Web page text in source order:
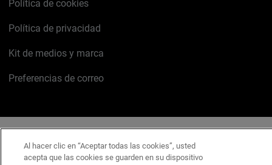
Política de cookies
Política de privacidad
Kit de medios y marca
Preferencias de correo
Copyright © 1996-2026 WatchGuard Technologies, Inc.
Al hacer clic en “Aceptar todas las cookies”, usted
acepta que las cookies se guarden en su dispositivo